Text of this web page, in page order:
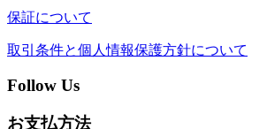
保証について
取引条件と個人情報保護方針について
Follow Us
お支払方法